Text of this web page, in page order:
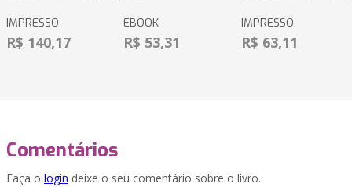
IMPRESSO
R$ 140,17
EBOOK
R$ 53,31
IMPRESSO
R$ 63,11
Comentários
Faça o login deixe o seu comentário sobre o livro.